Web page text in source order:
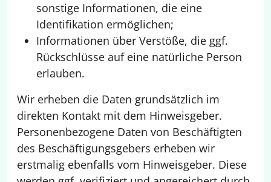
sonstige Informationen, die eine
Identifikation ermöglichen;
Informationen über Verstöße, die ggf.
Rückschlüsse auf eine natürliche Person
erlauben.
Wir erheben die Daten grundsätzlich im
direkten Kontakt mit dem Hinweisgeber.
Personenbezogene Daten von Beschäftigten
des Beschäftigungsgebers erheben wir
erstmalig ebenfalls vom Hinweisgeber. Diese